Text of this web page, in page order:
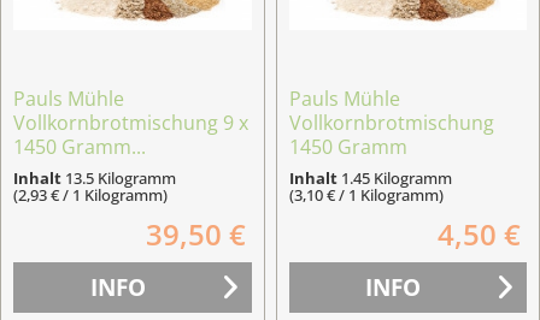
Pauls Mühle
Vollkornbrotmischung 9 x
1450 Gramm...
Inhalt 13.5 Kilogramm
(2,93 € / 1 Kilogramm)
39,50 €
INFO
Pauls Mühle
Vollkornbrotmischung
1450 Gramm
Inhalt 1.45 Kilogramm
(3,10 € / 1 Kilogramm)
4,50 €
INFO